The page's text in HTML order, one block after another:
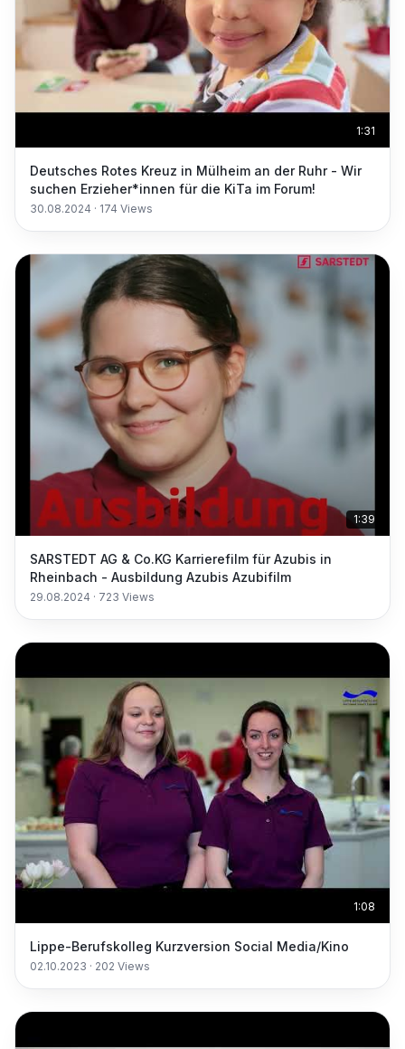
1:31
Deutsches Rotes Kreuz in Mülheim an der Ruhr - Wir
suchen Erzieher*innen für die KiTa im Forum!
30.08.2024 · 174 Views
1:39
SARSTEDT AG & Co.KG Karrierefilm für Azubis in
Rheinbach - Ausbildung Azubis Azubifilm
29.08.2024 · 723 Views
1:08
Lippe-Berufskolleg Kurzversion Social Media/Kino
02.10.2023 · 202 Views